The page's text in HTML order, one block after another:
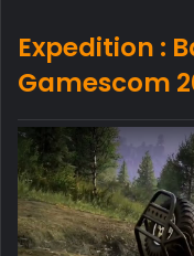
Expedition :
Gamescom